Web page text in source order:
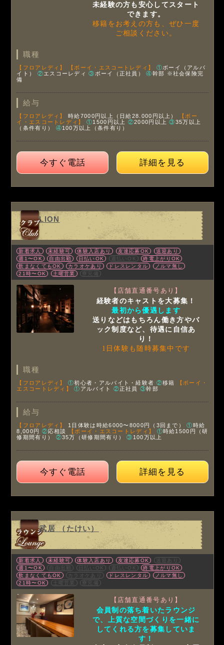
未経験の方も安心してスタート
できます。
移籍をお考えの方も、ぜひ一度
ご相談ください。
職種
【フロアレディ】 【ボーイ・エスコートレディ】 ①ボーイ（アルバ
イト） ② エスコーレディ③ ボーイ（正社員）④幹部 ※社会保険完
備
給与
【フロアレディ】 時給7000円以上（日給28.000円以上）
【ボー
イ・エスコートレディ】
①1500円以上 ②2000円以上③35万以上
（条件有り） ④100万以上（条件有り）
今すぐ電話 詳細を見る
LION
新着求人 未経験可 体験入店あり 友達応募OK
送迎あり
週1〜OK
自由出勤 日払いOK 週払いOK
終電上がりOK
飲まなくてもOK
カラオケあり ドレスレンタル
ノルマ無し
21時〜OK
土曜営業 寮完備
【店舗直通番号あり】
経験者のキャストを大募集！
最初から優遇します
送りなどはもちろん働き方やバ
ック制度など、待遇に自信あ
り！
1日体験も随時募集中です
職種
【フロアレディ】 ①初心者・アルバイト・経験者 ②移籍
【ボーイ・
エスコートレディ】
① アルバイト ②正社員③幹部
給与
【フロアレディ】 1日体験は時給6000〜8000円（3回まで）①時給
8,000円 ②応相談 【ボーイ・エスコートレディ】 ①時給1500円（研
修期間有り） ②35万（研修期間有り）③ 100万以上
今すぐ電話 詳細を見る
武居 （たけい）
新着求人 未経験可 体験入店あり 友達応募OK
送迎あり
週1〜OK
自由出勤 日払いOK 週払いOK
終電上がりOK
飲まなくてもOK
カラオケあり ドレスレンタル
ノルマ無し
21時〜OK
土曜営業 寮完備
【店舗直通番号あり】
会員制の落ち着いたラウンジ
で、上質な空間づくりを一緒に
してくれる方を募集していま
す！